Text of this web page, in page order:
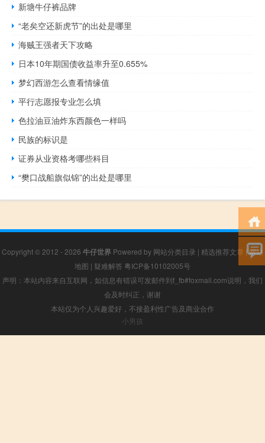
新塘牛仔裤品牌
“老矣空还新虎节”的出处是哪里
海贼王强者天下攻略
日本10年期国债收益率升至0.655%
梦幻西游怎么查看情缘值
平行志愿报专业怎么填
色拉油豆油炸东西颜色一样吗
民族的标识是
证券从业资格考哪些科目
“樊口战船旗似锦”的出处是哪里
Copyright © 2012 - 2026 牛仔世界 Powered by 网站分类目录 | 精选推荐文章 |网站
地图 | 疑难解答 粤ICP备10102005号
声明：本站内容来自互联网，如信息有错误可发邮件到f_fb#foxmail.com说明，我们
会及时纠正，谢谢
本站仅为个人兴趣爱好，不接盈利性广告及商业合作
小男孩